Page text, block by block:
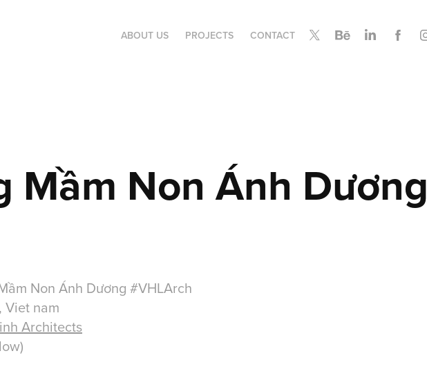
ABOUT US PROJECTS CONTACT
Mầm Non Ánh Dương
Non Ánh Dương #VHLArch
Viet nam
Architects